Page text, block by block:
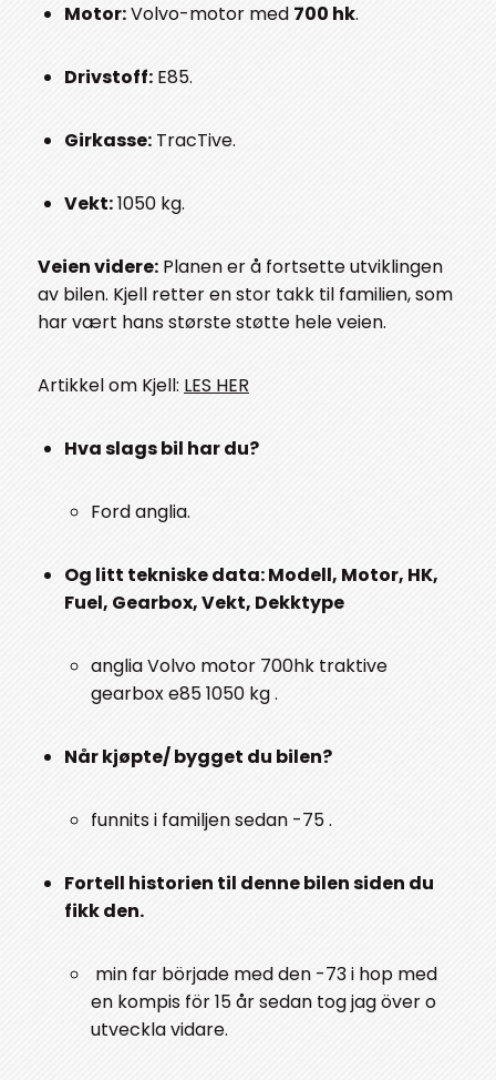
Motor:Volvo-motor med 700 hk.
Drivstoff: E85.
Girkasse: TracTive.
Vekt:1050 kg.
Veien videre: Planen er å fortsette utviklingen
av bilen. Kjell retter en stor takk til familien, som
har vært hans største støtte hele veien.
Artikkel om Kjell: LES HER
Hva slags bil har du?
Ford anglia.
Og litt tekniske data: Modell, Motor, HK,
Fuel, Gearbox, Vekt, Dekktype
anglia Volvo motor 700hk traktive
gearbox e85 1050 kg .
Når kjøpte/ bygget du bilen?
funnits i familjen sedan -75 .
Fortell historien til denne bilen siden du
fikk den.
min far började med den -73 i hop med
en kompis för 15 år sedan tog jag över o
utveckla vidare.